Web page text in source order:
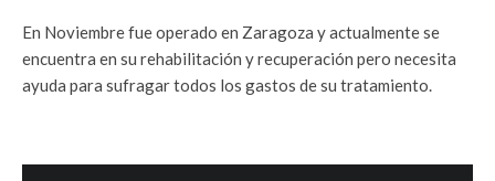
En Noviembre fue operado en Zaragoza y actualmente se
encuentra en su rehabilitación y recuperación pero necesita
ayuda para sufragar todos los gastos de su tratamiento.